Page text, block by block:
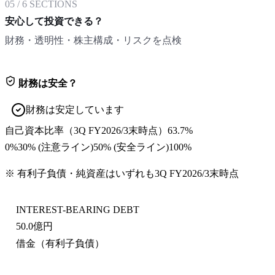
05 /6 SECTIONS
安心して投資できる？
財務・透明性・株主構成・リスクを点検
財務は安全？
財務は安定しています
自己資本比率 （3Q FY2026/3末時点） 63.7%
0%30% (注意ライン)50% (安全ライン)100%
※ 有利子負債・純資産はいずれも3Q FY2026/3末時点
INTEREST-BEARING DEBT
50.0億円
借金（有利子負債）